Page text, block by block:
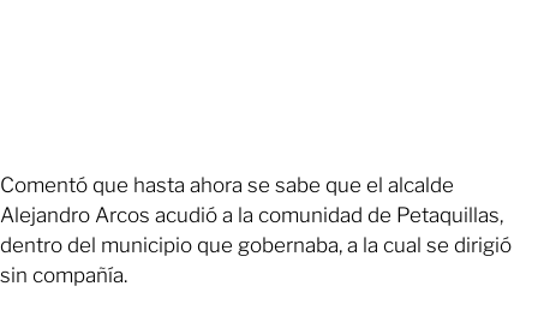
Comentó que hasta ahora se sabe que el alcalde
Alejandro Arcos acudió a la comunidad de Petaquillas,
dentro del municipio que gobernaba, a la cual se dirigió
sin compañía.